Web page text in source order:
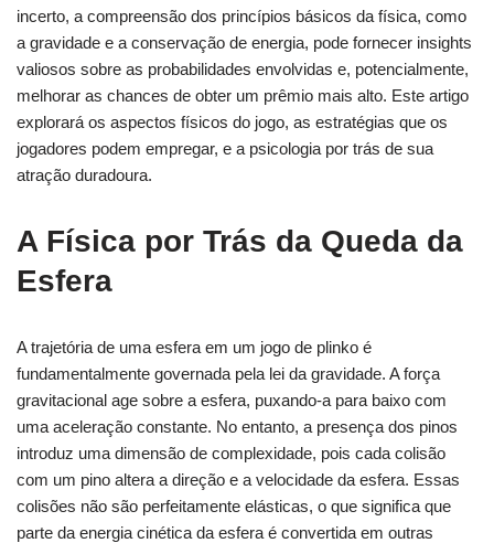
incerto, a compreensão dos princípios básicos da física, como
a gravidade e a conservação de energia, pode fornecer insights
valiosos sobre as probabilidades envolvidas e, potencialmente,
melhorar as chances de obter um prêmio mais alto. Este artigo
explorará os aspectos físicos do jogo, as estratégias que os
jogadores podem empregar, e a psicologia por trás de sua
atração duradoura.
A Física por Trás da Queda da
Esfera
A trajetória de uma esfera em um jogo de plinko é
fundamentalmente governada pela lei da gravidade. A força
gravitacional age sobre a esfera, puxando-a para baixo com
uma aceleração constante. No entanto, a presença dos pinos
introduz uma dimensão de complexidade, pois cada colisão
com um pino altera a direção e a velocidade da esfera. Essas
colisões não são perfeitamente elásticas, o que significa que
parte da energia cinética da esfera é convertida em outras